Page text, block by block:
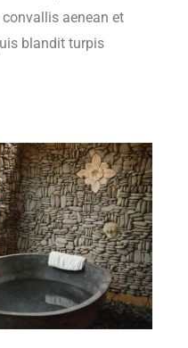
aenean et
blandit turpis